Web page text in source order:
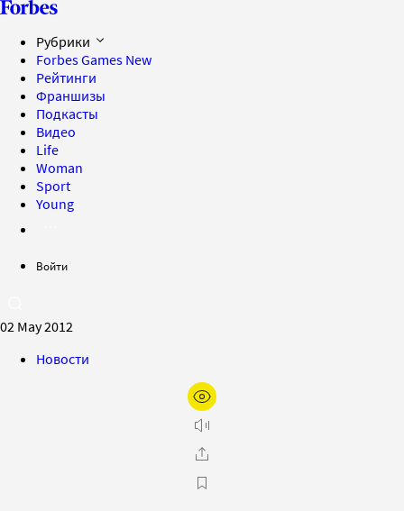
Рубрики
Forbes Games New
Рейтинги
Франшизы
Подкасты
Видео
Life
Woman
Sport
Young
Войти
02 May 2012
Новости